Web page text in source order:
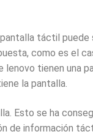
táctil
como es el
tienen una
la pantalla.
Esto se ha
de información